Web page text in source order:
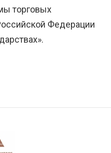
торговых
Федерации